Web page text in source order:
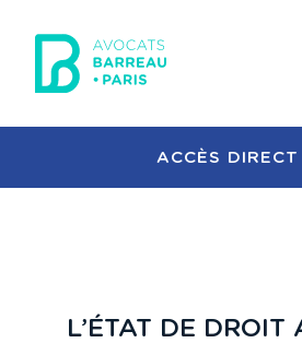
ACCÈS DIRECT
L’ÉTAT DE